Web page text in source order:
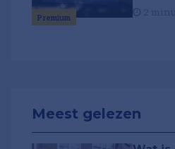
Premium
Meest gelezen